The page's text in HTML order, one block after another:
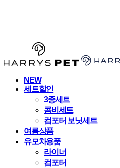
NEW
세트할인
3종세트
콤비세트
컴포터 보닛세트
여름상품
유모차용품
라이너
컴포터